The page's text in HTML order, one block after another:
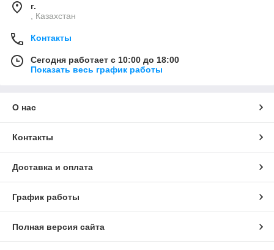
г.
, Казахстан
Контакты
Сегодня работает с 10:00 до 18:00
Показать весь график работы
О нас
Контакты
Доставка и оплата
График работы
Полная версия сайта